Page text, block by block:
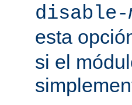
disable-
esta
si el